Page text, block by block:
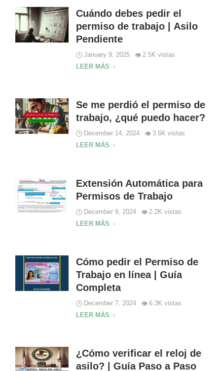
Cuándo debes pedir el
permiso de trabajo | Asilo
Pendiente
January 9, 2025
2.5K vistas
LEER MÁS
Se me perdió el permiso de
trabajo, ¿qué puedo hacer?
December 14, 2024
3.6K vistas
LEER MÁS
Extensión Automática para
Permisos de Trabajo
December 9, 2024
2.2K vistas
LEER MÁS
Cómo pedir el Permiso de
Trabajo en línea | Guía
Completa
December 7, 2024
6.3K vistas
LEER MÁS
¿Cómo verificar el reloj de
asilo? | Guía Paso a Paso